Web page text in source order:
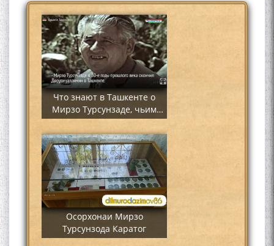
Что знают в Ташкенте о
Мирзо Турсунзаде, чьим
именем назвали станцию
метро?
Осорхонаи Мирзо
Турсунзода Каратог